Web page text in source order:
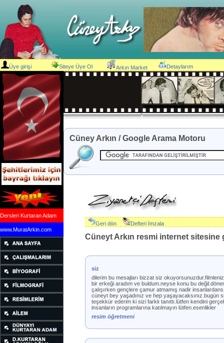
Üye girişi Siteye Üye Ol Arkın Market Detaylarım
Dersleri Kurtaran Adam
www.MuratArkin.com
Cüney Arkın / Google Arama Motoru
Geri dön Defteri İmzala
Cüneyt Arkın resmi internet
siz
dilerim bu mesajları bizzat siz
bir erkeği aradım ve buldum.neyse konu bu
çalışırken gençlere çamur atmamış nadir
cüneyt bey yaşadınız ve hep yaşayacaksınız.bugün
teşekkür ederim ki sizi farklı tanıttı.lütfen kendini
insanların programlarına katılmayın lütfen.esenlikler
resim öğretmeni